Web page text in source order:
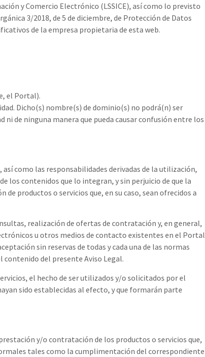
y Comercio Electrónico (LSSICE), así como lo previsto
3/2018, de 5 de diciembre, de Protección de Datos
de la empresa propietaria de esta web.
el Portal).
Dicho(s) nombre(s) de dominio(s) no podrá(n) ser
de ninguna manera que pueda causar confusión entre los
como las responsabilidades derivadas de la utilización,
los contenidos que lo integran, y sin perjuicio de que la
productos o servicios que, en su caso, sean ofrecidos a
realización de ofertas de contratación y, en general,
u otros medios de contacto existentes en el Portal
sin reservas de todas y cada una de las normas
del presente Aviso Legal.
el hecho de ser utilizados y/o solicitados por el
sido establecidas al efecto, y que formarán parte
y/o contratación de los productos o servicios que,
tales como la cumplimentación del correspondiente